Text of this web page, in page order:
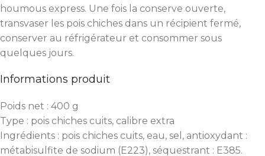
houmous express. Une fois la conserve ouverte,
transvaser les pois chiches dans un récipient fermé,
conserver au réfrigérateur et consommer sous
quelques jours.
Informations produit
Poids net : 400 g
Type : pois chiches cuits, calibre extra
Ingrédients : pois chiches cuits, eau, sel, antioxydant :
métabisulfite de sodium (E223), séquestrant : E385.